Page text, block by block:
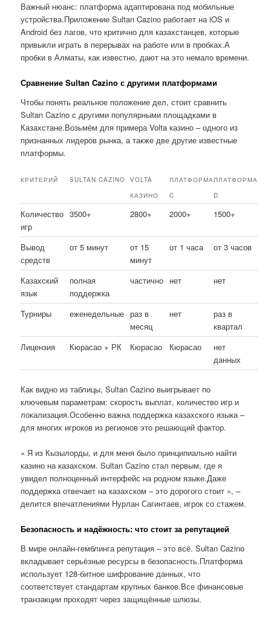
Важный нюанс: платформа адаптирована под мобильные
устройства.Приложение Sultan Cazino работает на iOS и
Android без лагов, что критично для казахстанцев, которые
привыкли играть в перерывах на работе или в пробках.А
пробки в Алматы, как известно, дают на это немало времени.
Сравнение Sultan Cazino с другими платформами
Чтобы понять реальное положение дел, стоит сравнить
Sultan Cazino с другими популярными площадками в
Казахстане.Возьмём для примера Volta казино – одного из
признанных лидеров рынка, а также две другие известные
платформы.
КРИТЕРИЙ SULTAN CAZINO
VOLTA
КАЗИНО
ПЛАТФОРМА
C
ПЛАТФОРМА
D
Количество
игр
3500+ 2800+ 2000+ 1500+
Вывод
средств
от 5 минут
от 15
минут
от 1 часа от 3 часов
Казахский
язык
полная
поддержка
частично нет нет
Турниры еженедельные раз в
месяц
нет
раз в
квартал
Лицензия
Кюрасао + РК Кюрасао Кюрасао
нет
данных
Как видно из таблицы, Sultan Cazino выигрывает по
ключевым параметрам: скорость выплат, количество игр и
локализация.Особенно важна поддержка казахского языка –
для многих игроков из регионов это решающий фактор.
« Я из Кызылорды, и для меня было принципиально найти
казино на казахском. Sultan Cazino стал первым, где я
увидел полноценный интерфейс на родном языке.Даже
поддержка отвечает на казахском – это дорогого стоит », –
делится впечатлениями Нурлан Сагинтаев, игрок со стажем.
Безопасность и надёжность: что стоит за репутацией
В мире онлайн-гемблинга репутация – это всё. Sultan Cazino
вкладывает серьёзные ресурсы в безопасность.Платформа
использует 128-битное шифрование данных, что
соответствует стандартам крупных банков.Все финансовые
транзакции проходят через защищённые шлюзы.